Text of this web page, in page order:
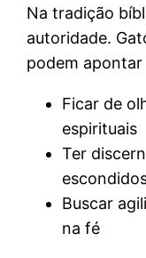
Na tradição
autoridade.
podem apontar
Ficar de
espirituais
Ter
Buscar
na fé